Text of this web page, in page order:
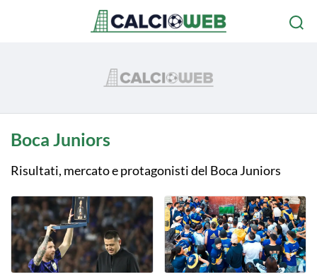
Boca Juniors
Risultati, mercato e protagonisti del Boca Juniors